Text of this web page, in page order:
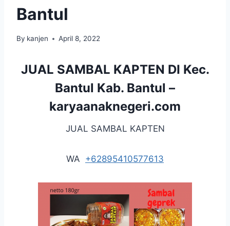
Bantul
By kanjen April 8, 2022
JUAL SAMBAL KAPTEN DI Kec.
Bantul Kab. Bantul –
karyaanaknegeri.com
JUAL SAMBAL KAPTEN
WA +62895410577613